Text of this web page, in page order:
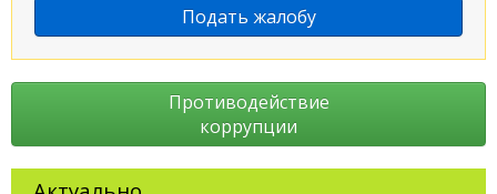
Подать жалобу
Противодействие
коррупции